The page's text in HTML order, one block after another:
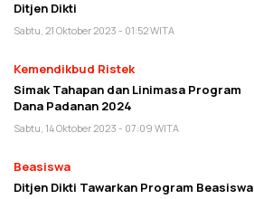
Ditjen Dikti
Sabtu, 21 Oktober 2023 - 01:52 WITA
Kemendikbud Ristek
Simak Tahapan dan Linimasa Program
Dana Padanan 2024
Sabtu, 14 Oktober 2023 - 07:09 WITA
Beasiswa
Ditjen Dikti Tawarkan Program Beasiswa